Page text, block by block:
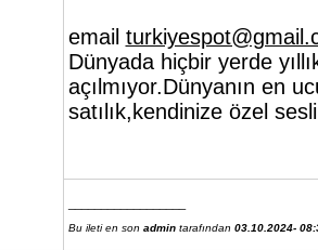
email
Dünyada hiçbir yerde
açılmıyor.Dünyanın en
satılık,kendinize özel
Bu ileti en son admintarafından 03.10.2024-